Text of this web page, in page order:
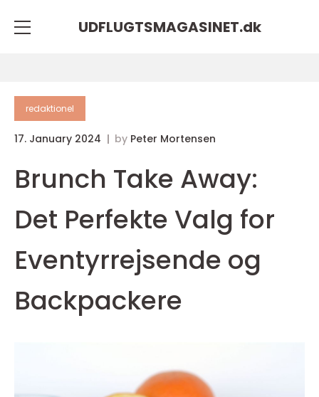
UDFLUGTSMAGASINET.dk
redaktionel
17. January 2024 by Peter Mortensen
Brunch Take Away:
Det Perfekte Valg for
Eventyrrejsende og
Backpackere